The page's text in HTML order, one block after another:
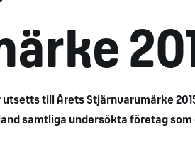
utsetts till Årets Stjärnvarumärke
samtliga undersökta företag